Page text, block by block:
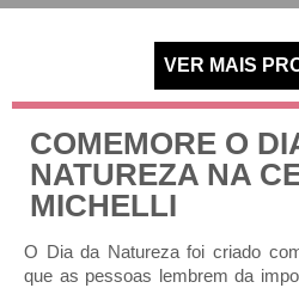
COMEMORE O
NATUREZA NA
MICHELLI
O Dia da Natureza foi criado
que as pessoas lembrem da